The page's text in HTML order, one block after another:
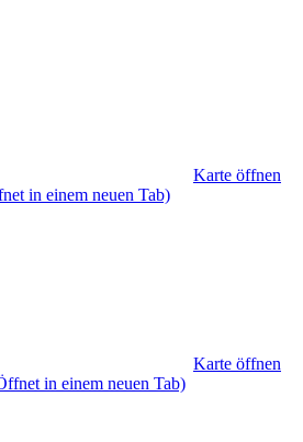
Karte öffnen
in einem neuen Tab)
Karte öffnen
in einem neuen Tab)